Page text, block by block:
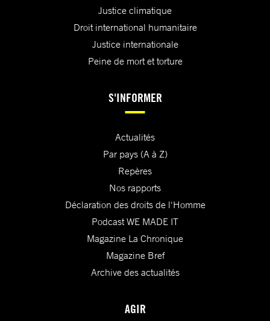
Justice climatique
Droit international humanitaire
Justice internationale
Peine de mort et torture
S'INFORMER
Actualités
Par pays (A à Z)
Repères
Nos rapports
Déclaration des droits de l'Homme
Podcast WE MADE IT
Magazine La Chronique
Magazine Bref
Archive des actualités
AGIR